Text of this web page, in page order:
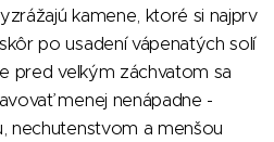
kamene, ktoré si najprv
po usadení vápenatých solí
pred veľkým záchvatom sa
menej nenápadne -
nechutenstvom a menšou